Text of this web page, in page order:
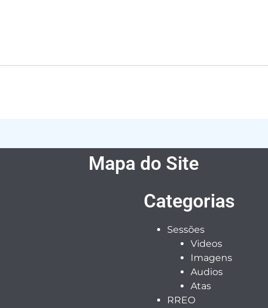
Mapa do Site
Categorias
Sessões
Videos
Imagens
Audios
Atas
RREO